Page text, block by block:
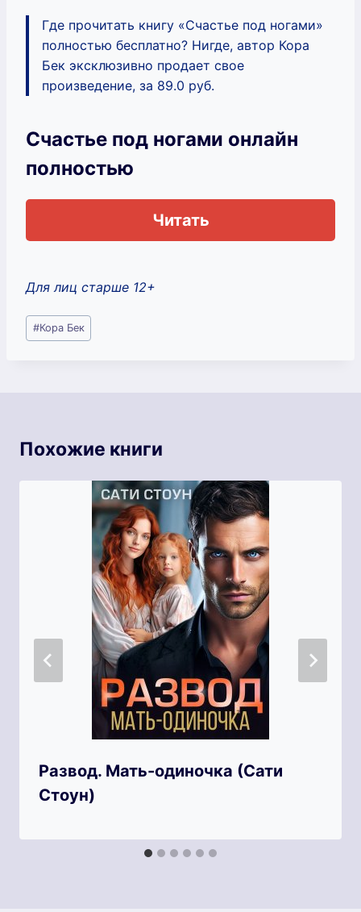
Где прочитать книгу «Счастье под ногами»
полностью бесплатно? Нигде, автор Кора
Бек эксклюзивно продает свое
произведение, за 89.0 руб.
Счастье под ногами онлайн
полностью
Читать
Для лиц старше 12+
Метки
записи:
#Кора Бек
Похожие книги
Развод. Мать-одиночка (Сати
Стоун)